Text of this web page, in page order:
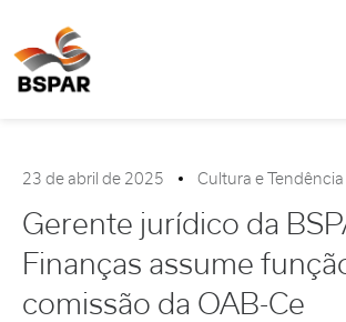
23 de abril de 2025 Cultura e Tendência
Gerente jurídico da
Finanças assume
comissão da OAB-Ce